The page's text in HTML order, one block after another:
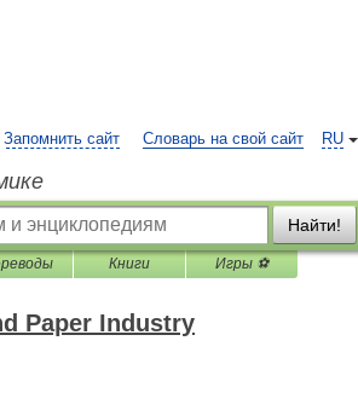
RU
Запомнить сайт Словарь на свой сайт
Найти!
Книги Игры ⚽
Paper Industry